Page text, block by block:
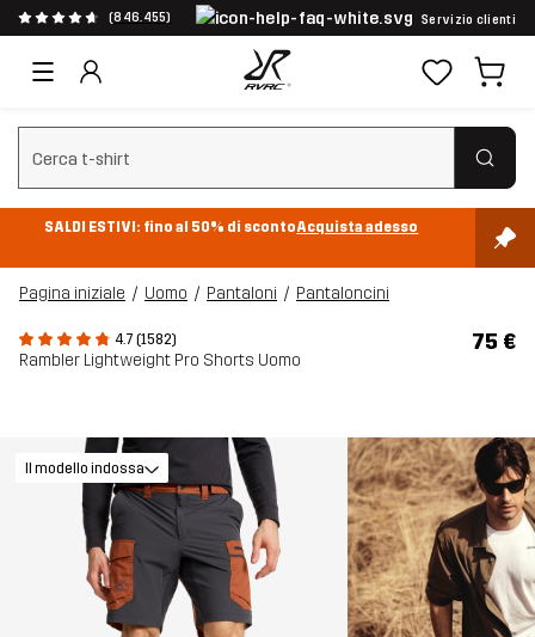
(846.455) Servizio clienti
Cancella ricerca
SALDI ESTIVI: fino al 50% di scontoAcquista adesso
Pagina iniziale Uomo Pantaloni Pantaloncini
4.7 (1582)
Rambler Lightweight Pro Shorts Uomo
75 €
Il modello indossa